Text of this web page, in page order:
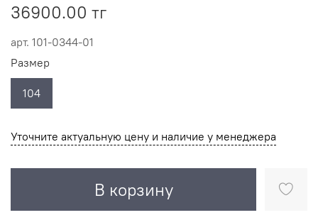
арт. 101-0344-01
36900.00 тг
Уточните актуальную цену и наличие у менеджера
В корзину
Размер
104